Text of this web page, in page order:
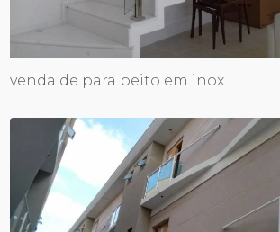
venda de para peito em inox